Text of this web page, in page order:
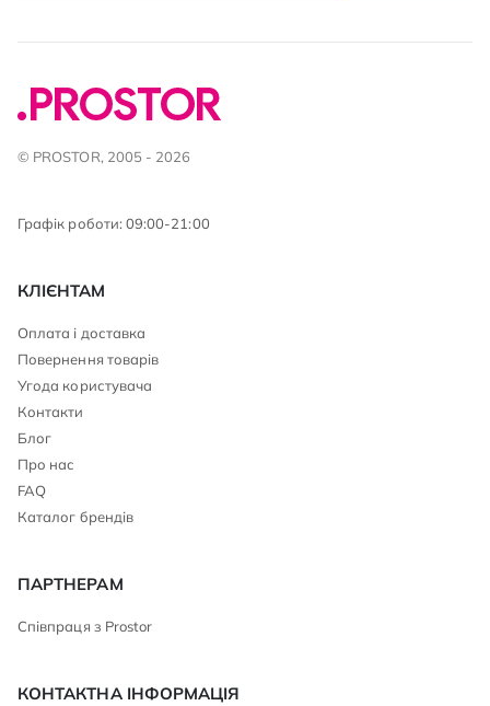
© PROSTOR, 2005 - 2026
Графік роботи: 09:00-21:00
КЛІЄНТАМ
Оплата і доставка
Повернення товарів
Угода користувача
Контакти
Блог
Про нас
FAQ
Каталог брендів
ПАРТНЕРАМ
Співпраця з Prostor
КОНТАКТНА ІНФОРМАЦІЯ